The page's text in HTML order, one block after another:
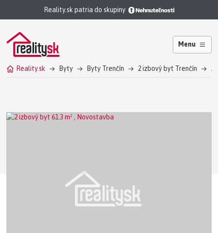
Reality.sk patria do skupiny
Menu
Reality.sk Byty Byty Trenčín 2 izbový byt Trenčín 2